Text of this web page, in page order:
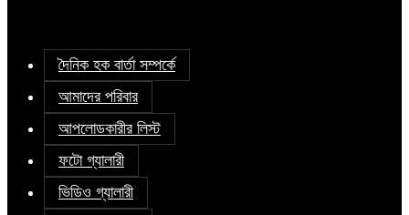
দৈনিক হক বার্তা সম্পর্কে
আমাদের পরিবার
আপলোডকারীর লিস্ট
ফটো গ্যালারী
ভিডিও গ্যালারী